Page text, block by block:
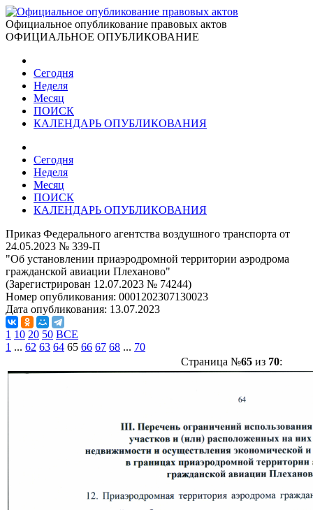
Официальное опубликование правовых актов
ОФИЦИАЛЬНОЕ ОПУБЛИКОВАНИЕ
Сегодня
Неделя
Месяц
ПОИСК
КАЛЕНДАРЬ ОПУБЛИКОВАНИЯ
Сегодня
Неделя
Месяц
ПОИСК
КАЛЕНДАРЬ ОПУБЛИКОВАНИЯ
Приказ Федерального агентства воздушного транспорта от
24.05.2023 № 339-П
"Об установлении приаэродромной территории аэродрома
гражданской авиации Плеханово"
(Зарегистрирован 12.07.2023 № 74244)
Номер опубликования: 0001202307130023
Дата опубликования: 13.07.2023
1 10 20 50 ВСЕ
1 ... 62 63 64 65 66 67 68 ... 70
Страница №65из 70: